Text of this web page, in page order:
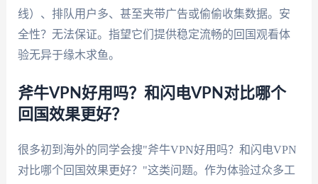
线）、排队用户多、甚至夹带广告或偷偷收集数据。安
全性？无法保证。指望它们提供稳定流畅的回国观看体
验无异于缘木求鱼。
斧牛VPN好用吗？和闪电VPN对比哪个
回国效果更好？
很多初到海外的同学会搜"斧牛VPN好用吗？和闪电VPN
对比哪个回国效果更好？"这类问题。作为体验过众多工